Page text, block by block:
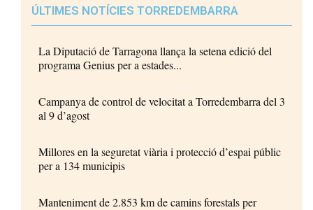
ÚLTIMES NOTÍCIES TORREDEMBARRA
La Diputació de Tarragona llança la setena edició del
programa Genius per a estades...
Campanya de control de velocitat a Torredembarra del 3
al 9 d’agost
Millores en la seguretat viària i protecció d’espai públic
per a 134 municipis
Manteniment de 2.853 km de camins forestals per